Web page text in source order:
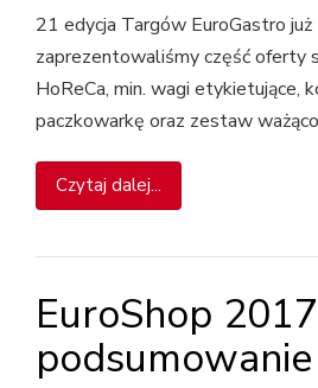
21 edycja Targów EuroGastro już
zaprezentowaliśmy część oferty
HoReCa, min. wagi etykietujące,
paczkowarkę oraz zestaw
Czytaj dalej...
EuroShop
podsumowanie